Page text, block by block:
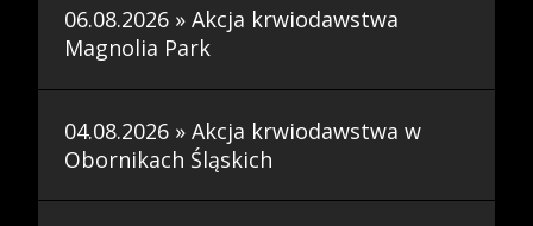
06.08.2026 » Akcja krwiodawstwa
Magnolia Park
04.08.2026 » Akcja krwiodawstwa w
Obornikach Śląskich